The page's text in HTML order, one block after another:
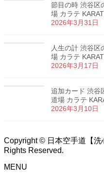
節目の時 渋谷区
場 カラテ
2026年3月31日
人生の計 渋谷区
場 カラテ
2026年3月17日
追加カード 渋谷
道場 カラテ
2026年3月10日
Copyright © 日本空手道【洗
Rights Reserved.
MENU